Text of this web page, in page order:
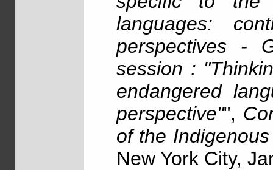
languages:
perspectives -
session :
endangered
perspective"",
of the
New York City,